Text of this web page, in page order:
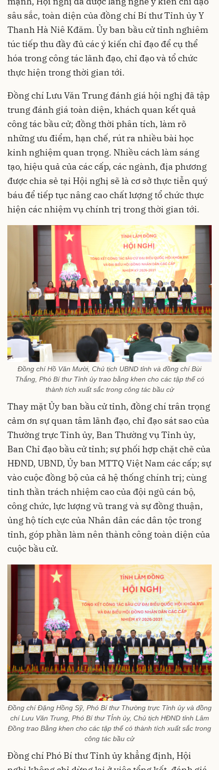
sâu sắc, toàn diện của đồng chí Bí thư Tỉnh ủy Y
Thanh Hà Niê Kđăm. Ủy ban bầu cử tỉnh nghiêm
túc tiếp thu đầy đủ các ý kiến chỉ đạo để cụ thể
hóa trong công tác lãnh đạo, chỉ đạo và tổ chức
thực hiện trong thời gian tới.
Đồng chí Lưu Văn Trung đánh giá hội nghị đã tập
trung đánh giá toàn diện, khách quan kết quả
công tác bầu cử; đồng thời phân tích, làm rõ
những ưu điểm, hạn chế, rút ra nhiều bài học
kinh nghiệm quan trọng. Nhiều cách làm sáng
tạo, hiệu quả của các cấp, các ngành, địa phương
được chia sẻ tại Hội nghị sẽ là cơ sở thực tiễn quý
báu để tiếp tục nâng cao chất lượng tổ chức thực
hiện các nhiệm vụ chính trị trong thời gian tới.
Đồng chí Hồ Văn Mười, Chủ tịch UBND tỉnh và đồng chí Bùi
Thắng, Phó Bí thư Tỉnh ủy trao bằng khen cho các tập thể có
thành tích xuất sắc trong công tác bầu cử
Thay mặt Ủy ban bầu cử tỉnh, đồng chí trân trọng
cảm ơn sự quan tâm lãnh đạo, chỉ đạo sát sao của
Thường trực Tỉnh ủy, Ban Thường vụ Tỉnh ủy,
Ban Chỉ đạo bầu cử tỉnh; sự phối hợp chặt chẽ của
HĐND, UBND, Ủy ban MTTQ Việt Nam các cấp; sự
vào cuộc đồng bộ của cả hệ thống chính trị; cùng
tinh thần trách nhiệm cao của đội ngũ cán bộ,
công chức, lực lượng vũ trang và sự đồng thuận,
ủng hộ tích cực của Nhân dân các dân tộc trong
tỉnh, góp phần làm nên thành công toàn diện của
cuộc bầu cử.
Đồng chí Đặng Hồng Sỹ, Phó Bí thư Thường trực Tỉnh ủy và đồng
chí Lưu Văn Trung, Phó Bí thư TỈnh ủy, Chủ tịch HĐND tỉnh Lâm
Đồng trao Bằng khen cho các tập thể có thành tích xuất sắc trong
công tác bầu cử
Đồng chí Phó Bí thư Tỉnh ủy khẳng định, Hội